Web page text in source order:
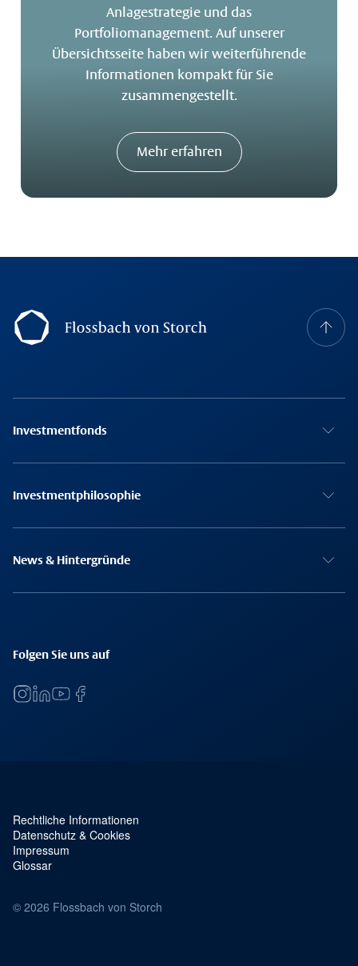
Anlagestrategie und das
Portfoliomanagement. Auf unserer
Übersichtsseite haben wir weiterführende
Informationen kompakt für Sie
zusammengestellt.
Mehr erfahren
Footer Navigation
Investmentfonds
Investmentphilosophie
News & Hintergründe
Folgen Sie uns auf
Service Navigation und rechtliches
Rechtliche Informationen
Datenschutz & Cookies
Impressum
Glossar
© 2026 Flossbach von Storch